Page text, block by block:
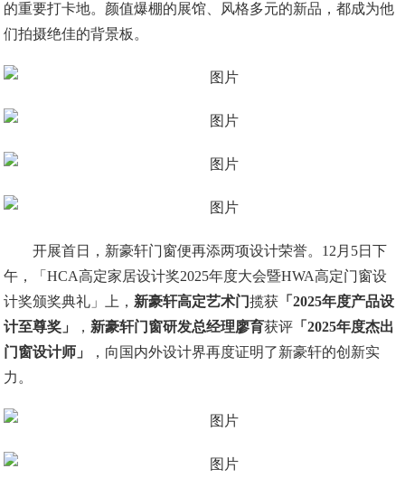
的重要打卡地。颜值爆棚的展馆、风格多元的新品，都成为他
们拍摄绝佳的背景板。
开展首日，新豪轩门窗便再添两项设计荣誉。12月5日下
午，「HCA高定家居设计奖2025年度大会暨HWA高定门窗设
计奖颁奖典礼」上， 新豪轩高定艺术门揽获 「2025年度产品设
计至尊奖」
， 新豪轩门窗研发总经理廖育获评 「2025年度杰出
门窗设计师」
，向国内外设计界再度证明了新豪轩的创新实
力。